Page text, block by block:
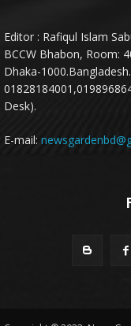
Editor : Rafiqul Islam
BCCW Bhabon, Room:
Dhaka-
Desk).
E-mail: